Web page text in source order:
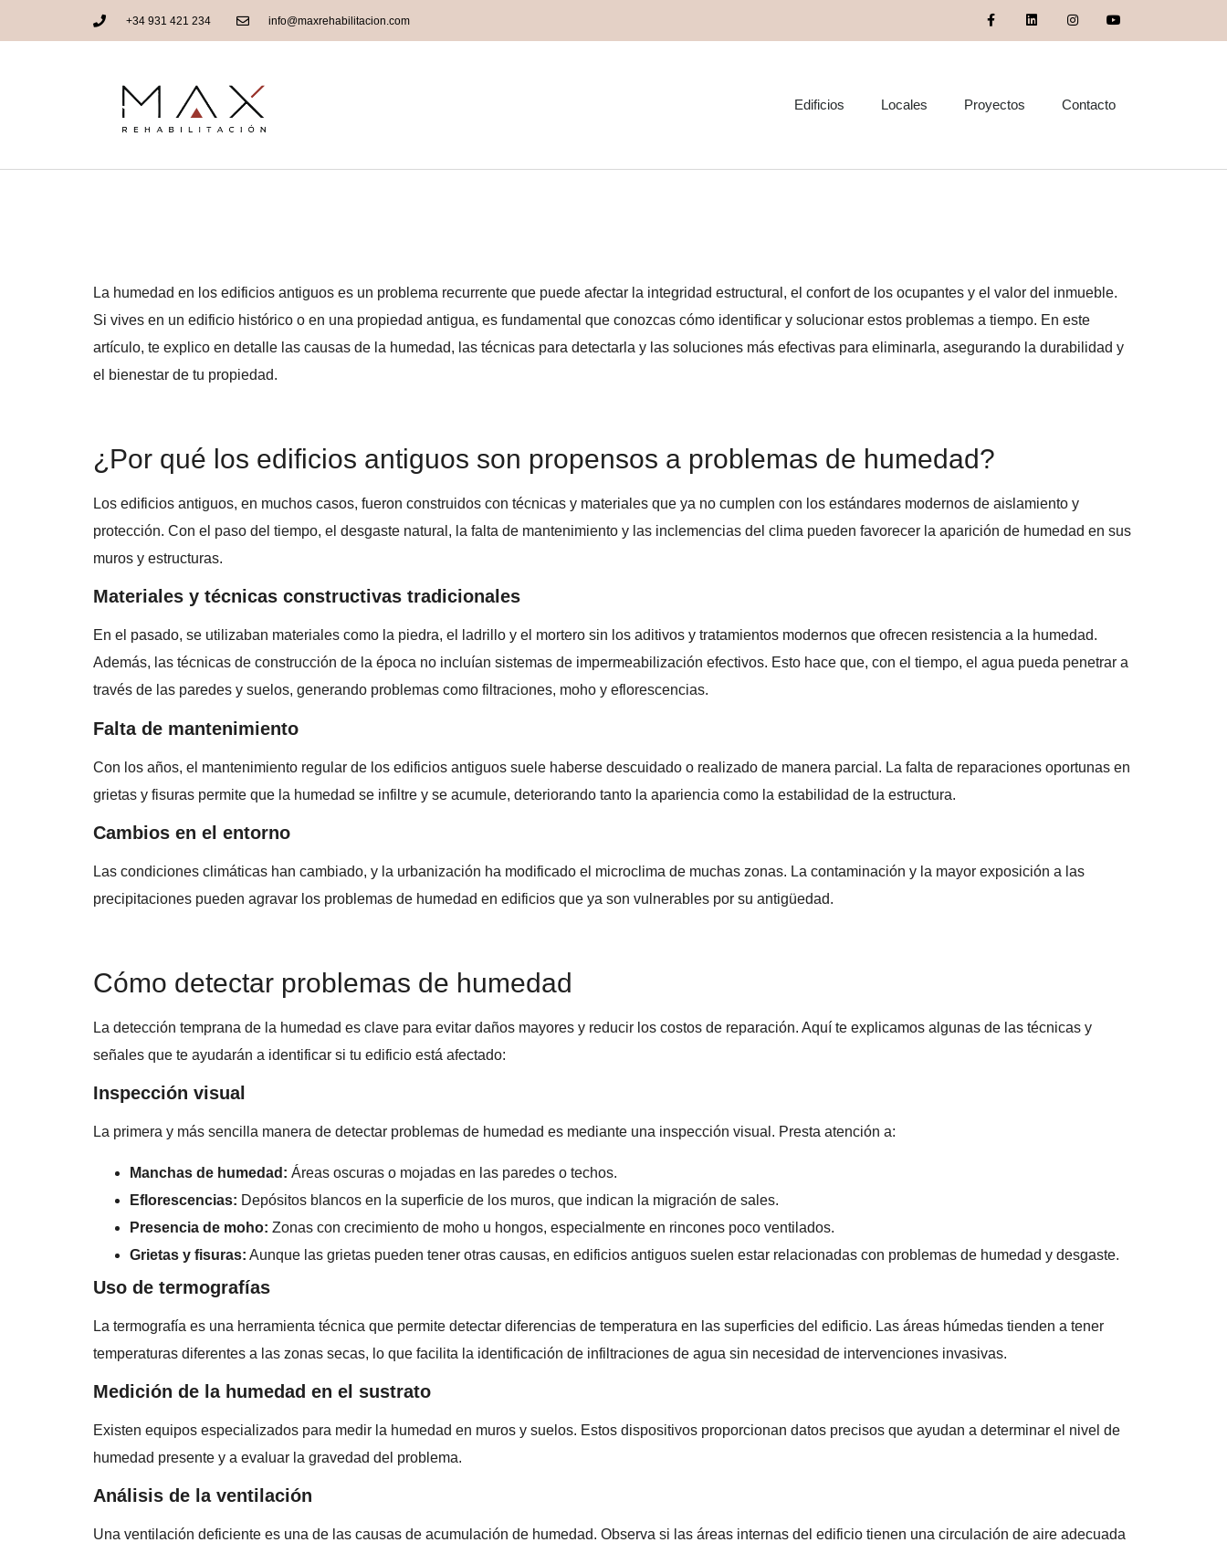
+34 931 421 234 info@maxrehabilitacion.com
Edificios Locales Proyectos Contacto
La humedad en los edificios antiguos es un problema recurrente que puede afectar la integridad estructural, el confort de los ocupantes y el valor del inmueble.
Si vives en un edificio histórico o en una propiedad antigua, es fundamental que conozcas cómo identificar y solucionar estos problemas a tiempo. En este
artículo, te explico en detalle las causas de la humedad, las técnicas para detectarla y las soluciones más efectivas para eliminarla, asegurando la durabilidad y
el bienestar de tu propiedad.
¿Por qué los edificios antiguos son propensos a problemas de humedad?
Los edificios antiguos, en muchos casos, fueron construidos con técnicas y materiales que ya no cumplen con los estándares modernos de aislamiento y
protección. Con el paso del tiempo, el desgaste natural, la falta de mantenimiento y las inclemencias del clima pueden favorecer la aparición de humedad en sus
muros y estructuras.
Materiales y técnicas constructivas tradicionales
En el pasado, se utilizaban materiales como la piedra, el ladrillo y el mortero sin los aditivos y tratamientos modernos que ofrecen resistencia a la humedad.
Además, las técnicas de construcción de la época no incluían sistemas de impermeabilización efectivos. Esto hace que, con el tiempo, el agua pueda penetrar a
través de las paredes y suelos, generando problemas como filtraciones, moho y eflorescencias.
Falta de mantenimiento
Con los años, el mantenimiento regular de los edificios antiguos suele haberse descuidado o realizado de manera parcial. La falta de reparaciones oportunas en
grietas y fisuras permite que la humedad se infiltre y se acumule, deteriorando tanto la apariencia como la estabilidad de la estructura.
Cambios en el entorno
Las condiciones climáticas han cambiado, y la urbanización ha modificado el microclima de muchas zonas. La contaminación y la mayor exposición a las
precipitaciones pueden agravar los problemas de humedad en edificios que ya son vulnerables por su antigüedad.
Cómo detectar problemas de humedad
La detección temprana de la humedad es clave para evitar daños mayores y reducir los costos de reparación. Aquí te explicamos algunas de las técnicas y
señales que te ayudarán a identificar si tu edificio está afectado:
Inspección visual
La primera y más sencilla manera de detectar problemas de humedad es mediante una inspección visual. Presta atención a:
Manchas de humedad: Áreas oscuras o mojadas en las paredes o techos.
Eflorescencias: Depósitos blancos en la superficie de los muros, que indican la migración de sales.
Presencia de moho: Zonas con crecimiento de moho u hongos, especialmente en rincones poco ventilados.
Grietas y fisuras: Aunque las grietas pueden tener otras causas, en edificios antiguos suelen estar relacionadas con problemas de humedad y desgaste.
Uso de termografías
La termografía es una herramienta técnica que permite detectar diferencias de temperatura en las superficies del edificio. Las áreas húmedas tienden a tener
temperaturas diferentes a las zonas secas, lo que facilita la identificación de infiltraciones de agua sin necesidad de intervenciones invasivas.
Medición de la humedad en el sustrato
Existen equipos especializados para medir la humedad en muros y suelos. Estos dispositivos proporcionan datos precisos que ayudan a determinar el nivel de
humedad presente y a evaluar la gravedad del problema.
Análisis de la ventilación
Una ventilación deficiente es una de las causas de acumulación de humedad. Observa si las áreas internas del edificio tienen una circulación de aire adecuada